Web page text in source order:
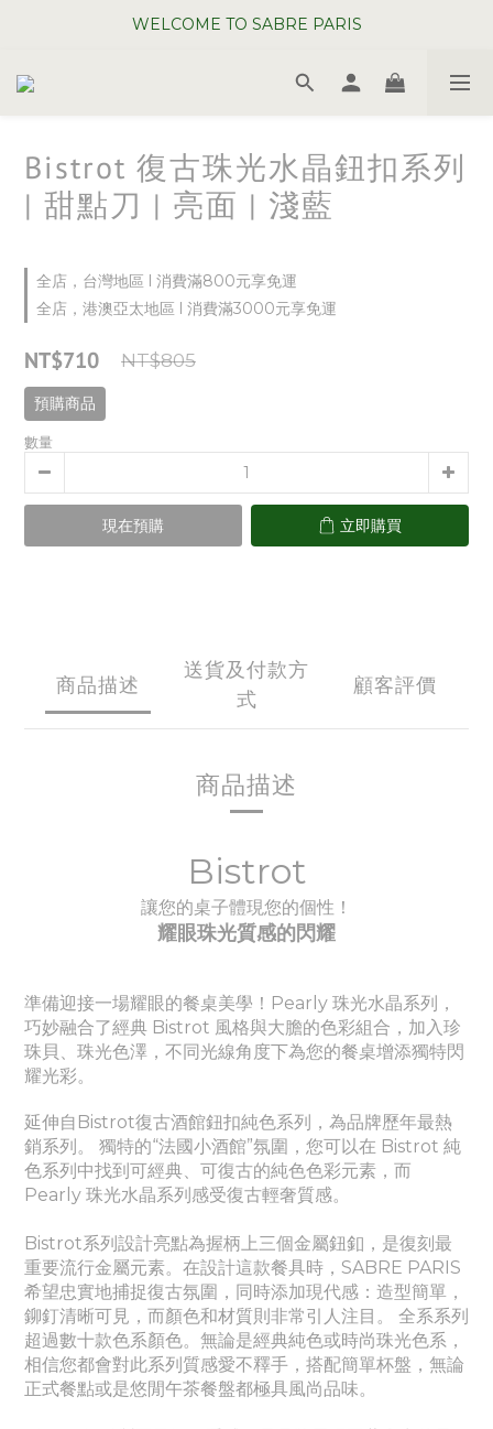
WELCOME TO SABRE PARIS
WELCOME TO SABRE PARIS
夏日年中慶全館 88 折
Bistrot 復古珠光水晶鈕扣系列
| 甜點刀 | 亮面 | 淺藍
全店，台灣地區 l 消費滿800元享免運
全店，港澳亞太地區 l 消費滿3000元享免運
NT$710 NT$805
預購商品
數量
現在預購 立即購買
商品描述
送貨及付款方
式
顧客評價
商品描述
Bistrot
讓您的桌子體現您的個性！
耀眼珠光質感的閃耀
準備迎接一場耀眼的餐桌美學！Pearly 珠光水晶系列，
巧妙融合了經典 Bistrot 風格與大膽的色彩組合，加入珍
珠貝、珠光色澤，不同光線角度下為您的餐桌增添獨特閃
耀光彩。
延伸自Bistrot復古酒館鈕扣純色系列，為品牌歷年最熱
銷系列。 獨特的“法國小酒館”氛圍，您可以在 Bistrot 純
色系列中找到可經典、 可復古的純色色彩元素，而
Pearly 珠光水晶系列感受復古輕奢質感。
Bistrot系列設計亮點為握柄上三個金屬鈕釦，是復刻最
重要流行金屬元素。 在設計這款餐具時，SABRE PARIS
希望忠實地捕捉復古氛圍，同時添加現代感：造型簡單，
鉚釘清晰可見，而顏色和材質則非常引人注目。 全系系列
超過數十款色系顏色。無論是經典純色或時尚珠光色系，
相信您都會對此系列質感愛不釋手，搭配簡單杯盤，無論
正式餐點或是悠閒午茶餐盤都極具風尚品味。